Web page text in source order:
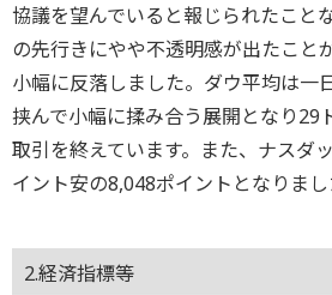
協議を望んでいると報じられたこと
の先行きにやや不透明感が出たこと
小幅に反落しました。ダウ平均は一
挟んで小幅に揉み合う展開となり29
取引を終えています。また、ナスダ
イント安の8,048ポイントとなりまし
2.経済指標等